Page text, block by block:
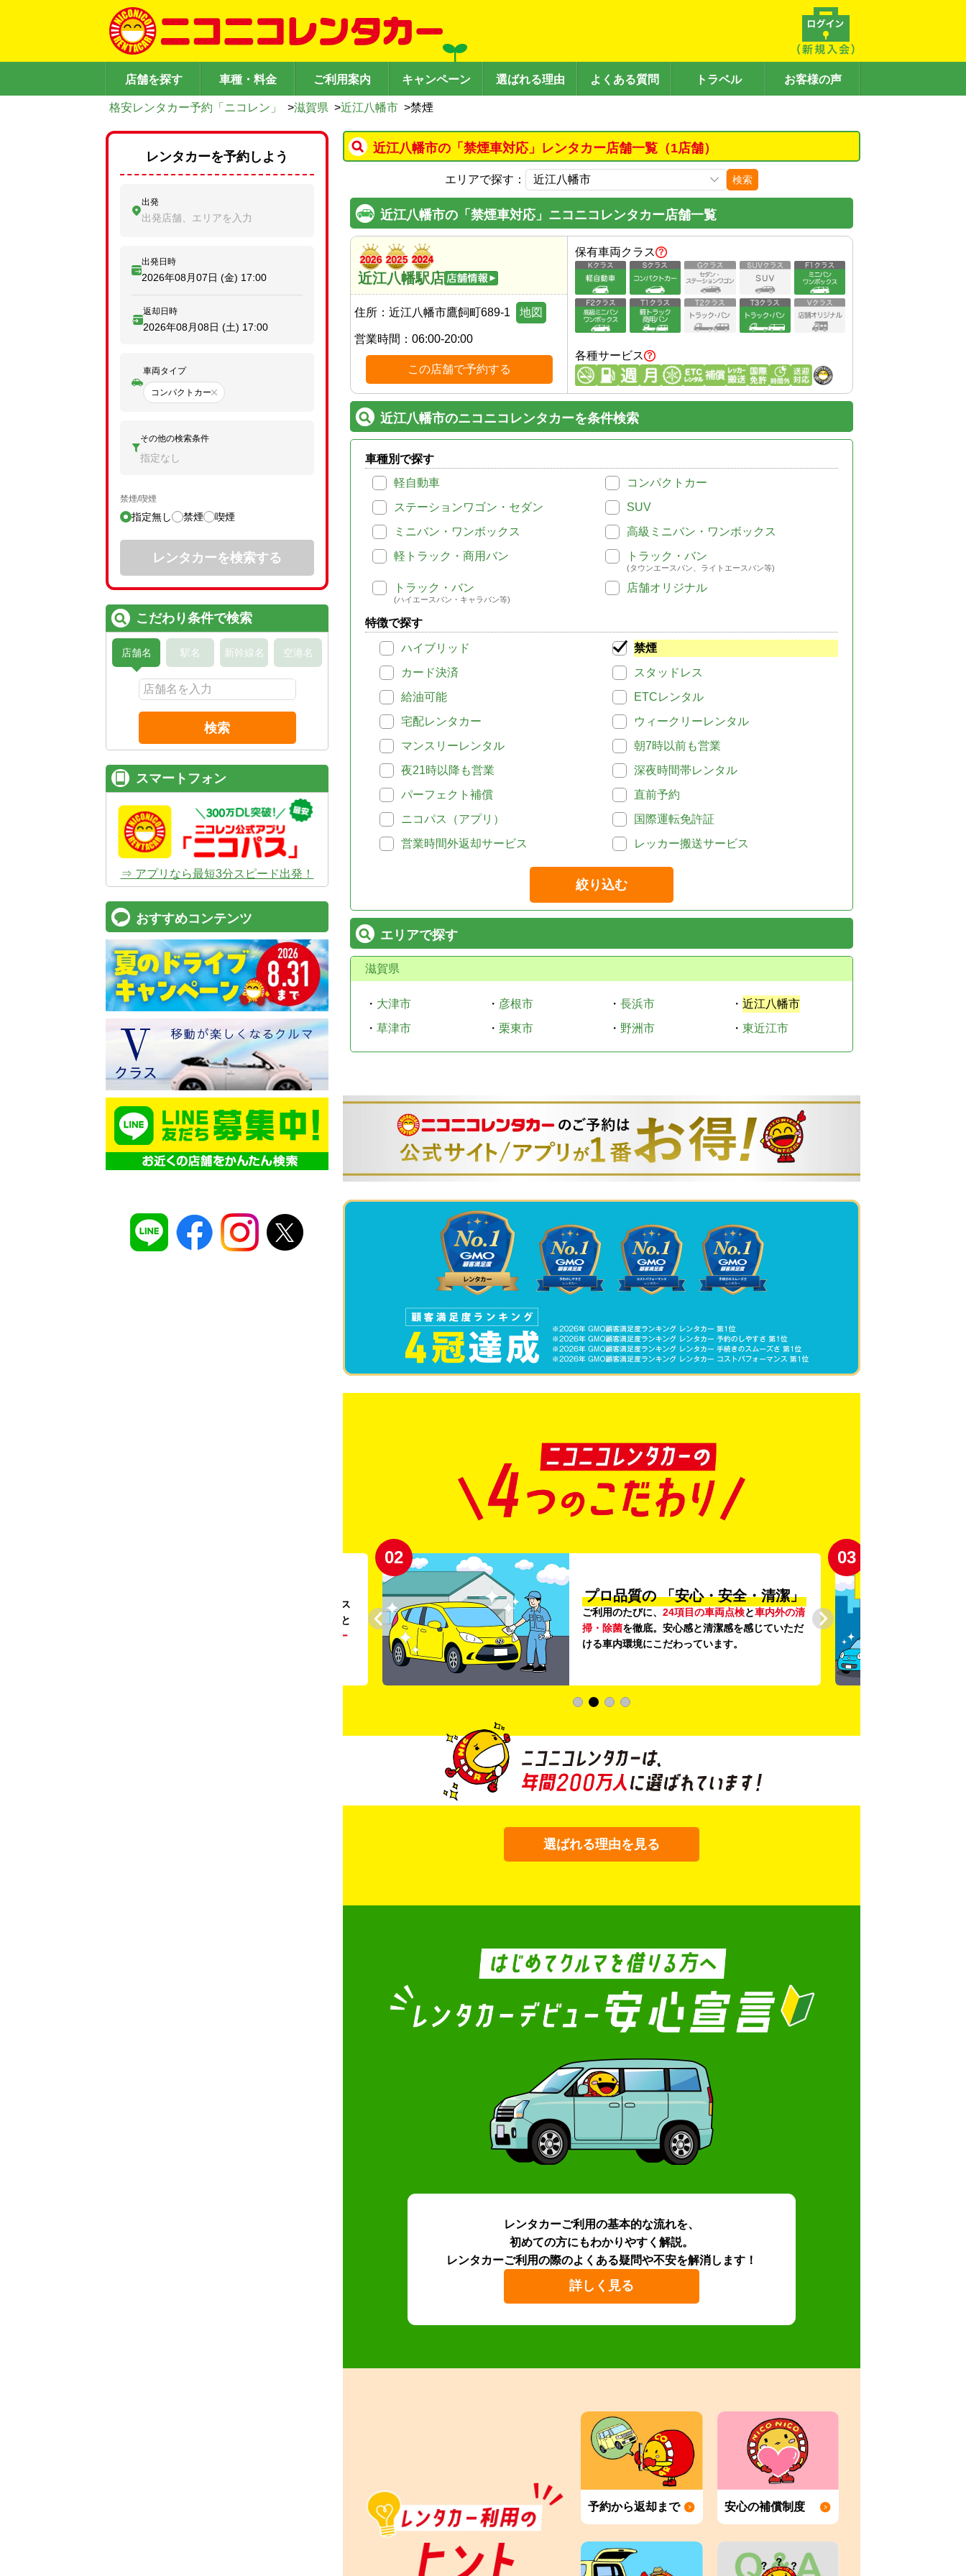
店舗を探す 車種・料金 ご利用案内 キャンペーン 選ばれる理由 よくある質問 トラベル お客様の声
格安レンタカー予約「ニコレン」 >滋賀県 >近江八幡市 >禁煙
近江八幡市の「禁煙車対応」レンタカー店舗一覧（1店舗）
エリアで探す： 検索
近江八幡市の「禁煙車対応」ニコニコレンタカー店舗一覧
近江八幡駅店
住所： 近江八幡市鷹飼町689-1 地図
営業時間： 06:00-20:00
この店舗で予約する
保有車両クラス
各種サービス
近江八幡市のニコニコレンタカーを条件検索
車種別で探す
軽自動車
コンパクトカー
ステーションワゴン・セダン
SUV
ミニバン・ワンボックス
高級ミニバン・ワンボックス
軽トラック・商用バン
トラック・バン
(タウンエースバン、ライトエースバン等)
トラック・バン
(ハイエースバン・キャラバン等)
店舗オリジナル
特徴で探す
ハイブリッド
禁煙
カード決済
スタッドレス
給油可能
ETCレンタル
宅配レンタカー
ウィークリーレンタル
マンスリーレンタル
朝7時以前も営業
夜21時以降も営業
深夜時間帯レンタル
パーフェクト補償
直前予約
ニコパス（アプリ）
国際運転免許証
営業時間外返却サービス
レッカー搬送サービス
絞り込む
エリアで探す
滋賀県
・ 大津市 ・ 彦根市 ・ 長浜市 ・ 近江八幡市
・ 草津市 ・ 栗東市 ・ 野洲市 ・ 東近江市
。ガソリンス
タンドや整備工場の既存インフラを活用すること
リー
02
プロ品質の 「安心・安全・清潔」
ご利用のたびに、 24項目の車両点検と車内外の清
掃・除菌を徹底。安心感と清潔感を感じていただ
ける車内環境にこだわっています。
03
選ばれる理由を見る
レンタカーご利用の基本的な流れを、
初めての方にもわかりやすく解説。
レンタカーご利用の際のよくある疑問や不安を解消します！
詳しく見る
予約から返却まで 安心の補償制度
レンタカーを予約しよう
出発
出発店舗、エリアを入力
出発日時
2026年08月07日 (金) 17:00
返却日時
2026年08月08日 (土) 17:00
車両タイプ
コンパクトカー
その他の検索条件
指定なし
禁煙/喫煙
指定無し 禁煙 喫煙
レンタカーを検索する
こだわり条件で検索
店舗名 駅名 新幹線名 空港名
検索
スマートフォン
⇒ アプリなら最短3分スピード出発！
おすすめコンテンツ